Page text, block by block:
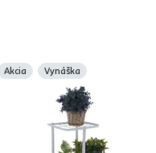
Akcia Vynáška